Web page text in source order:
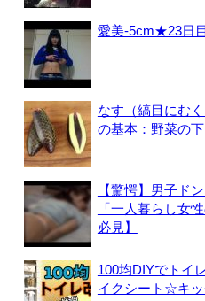
愛美-5cm★23日
なす（縞目に
の基本：野菜の下
【驚愕】男子ド
「一人暮らし女
必見】
100均DIYでトイ
イクシート☆キ